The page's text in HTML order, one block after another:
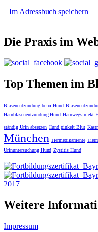
Im Adressbuch speichern
Die Praxis im
Top Themen im
Blasenentzündung beim Hund
Harnblasenentzündung Hund Harnwegsinfekt
ständig Urin absetzen Hund pinkelt Blut
München Tiermedikamente
Urinuntersuchung Hund Zystitis Hund
Weitere
Impressum